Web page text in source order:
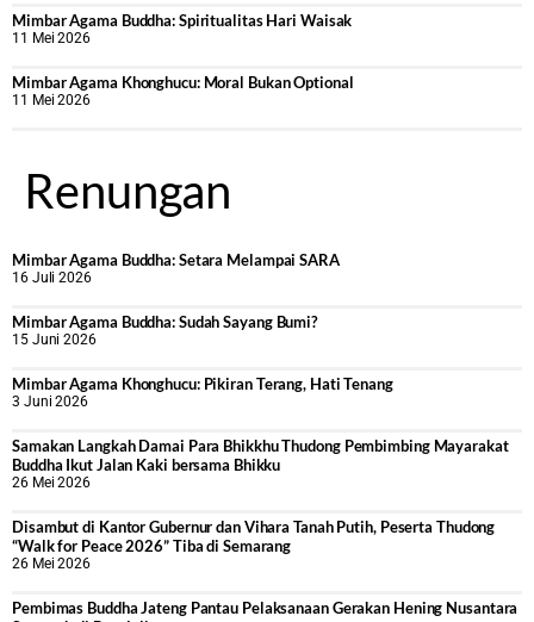
Mimbar Agama Buddha: Spiritualitas Hari Waisak
11 Mei 2026
Mimbar Agama Khonghucu: Moral Bukan Optional
11 Mei 2026
Renungan
Mimbar Agama Buddha: Setara Melampai SARA
16 Juli 2026
Mimbar Agama Buddha: Sudah Sayang Bumi?
15 Juni 2026
Mimbar Agama Khonghucu: Pikiran Terang, Hati Tenang
3 Juni 2026
Samakan Langkah Damai Para Bhikkhu Thudong Pembimbing Mayarakat
Buddha Ikut Jalan Kaki bersama Bhikku
26 Mei 2026
Disambut di Kantor Gubernur dan Vihara Tanah Putih, Peserta Thudong
“Walk for Peace 2026” Tiba di Semarang
26 Mei 2026
‎Pembimas Buddha Jateng Pantau Pelaksanaan Gerakan Hening Nusantara